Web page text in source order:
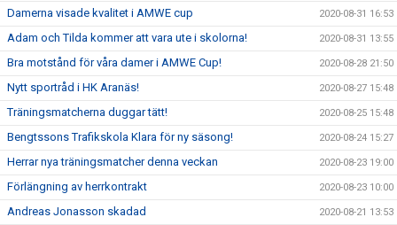
Damerna visade kvalitet i AMWE cup 2020-08-31 16:53
Adam och Tilda kommer att vara ute i skolorna! 2020-08-31 13:55
Bra motstånd för våra damer i AMWE Cup! 2020-08-28 21:50
Nytt sportråd i HK Aranäs! 2020-08-27 15:48
Träningsmatcherna duggar tätt! 2020-08-25 15:48
Bengtssons Trafikskola Klara för ny säsong! 2020-08-24 15:27
Herrar nya träningsmatcher denna veckan 2020-08-23 19:00
Förlängning av herrkontrakt 2020-08-23 10:00
Andreas Jonasson skadad 2020-08-21 13:53